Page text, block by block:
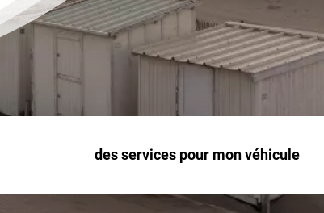
des services pour mon véhicule